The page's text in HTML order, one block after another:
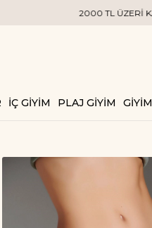
İÇ GİYİM PLAJ GİYİM GİYİM